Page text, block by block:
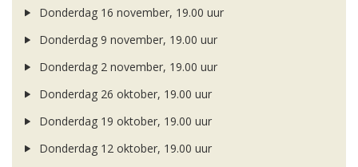
Donderdag 16 november, 19.00 uur
Donderdag 9 november, 19.00 uur
Donderdag 2 november, 19.00 uur
Donderdag 26 oktober, 19.00 uur
Donderdag 19 oktober, 19.00 uur
Donderdag 12 oktober, 19.00 uur